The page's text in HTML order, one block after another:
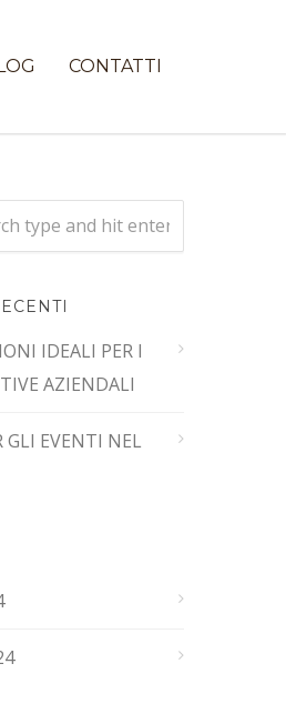
CONTATTI
IDEALI PER I
AZIENDALI
GLI EVENTI NEL